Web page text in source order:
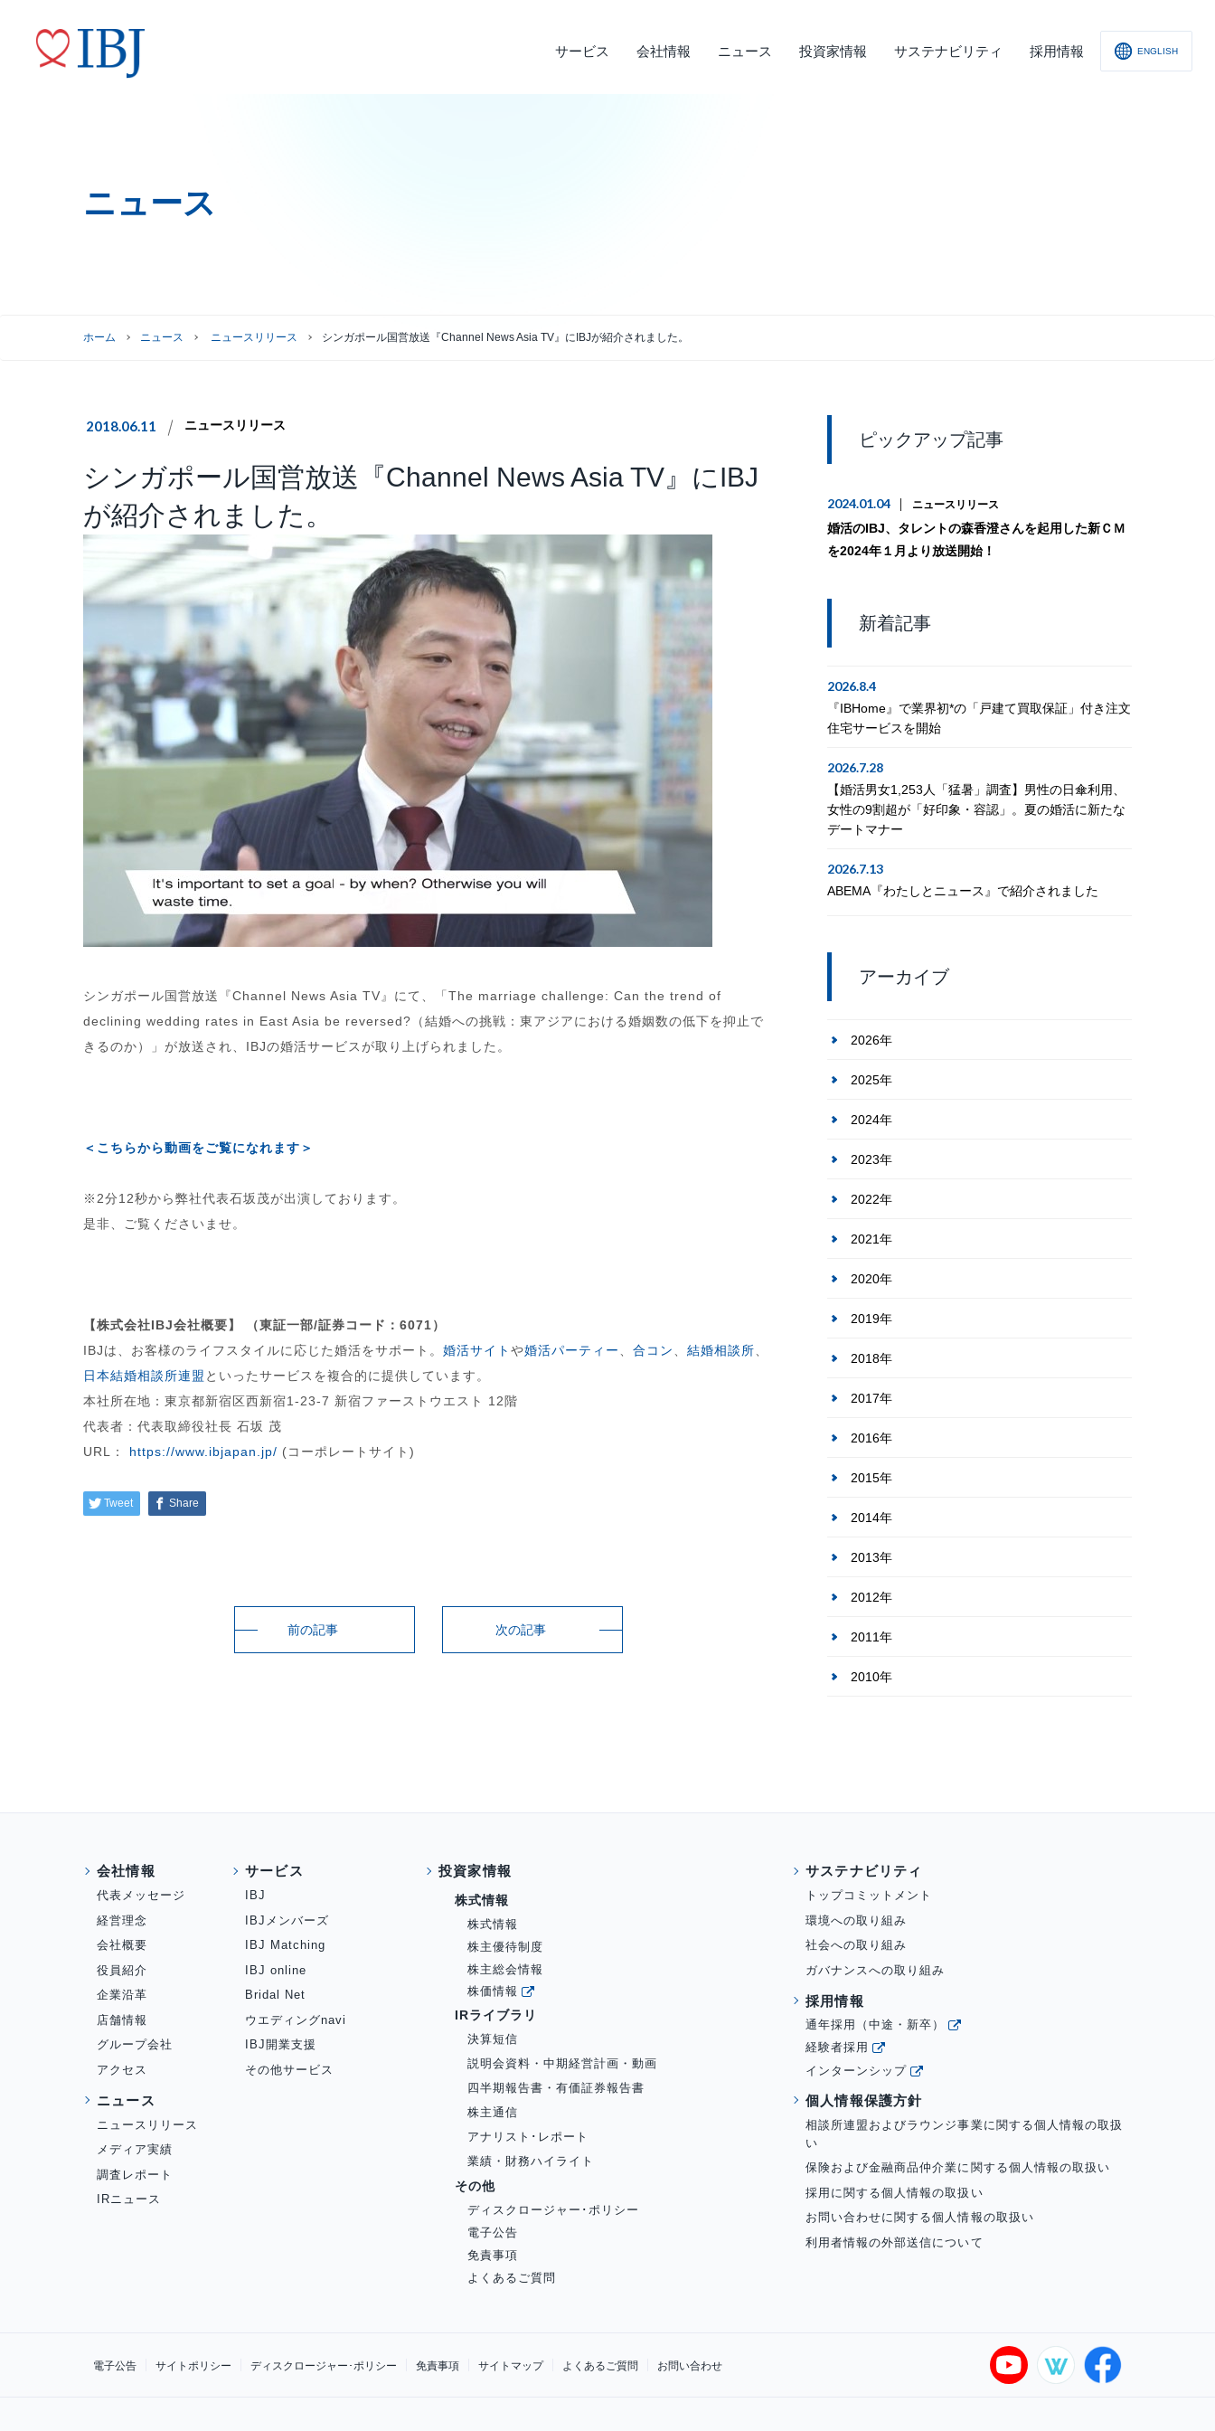
サービス
婚活サービス
会社情報
代表メッセージ
ニュース
ニュースリリース
投資家情報
株式情報
株主総会情報 四半期報告書・有価証券報告書
サステナビリティ
トップコミットメント
採用情報 ENGLISH
ニュース
ホーム ニュース ニュースリリース シンガポール国営放送『Channel News Asia TV』にIBJが紹介されました。
2018.06.11 ニュースリリース
シンガポール国営放送『Channel News Asia TV』にIBJ
が紹介されました。
シンガポール国営放送『Channel News Asia TV』にて、「The marriage challenge: Can the trend of
declining wedding rates in East Asia be reversed?（結婚への挑戦：東アジアにおける婚姻数の低下を抑止で
きるのか）」が放送され、IBJの婚活サービスが取り上げられました。
＜こちらから動画をご覧になれます＞
※2分12秒から弊社代表石坂茂が出演しております。
是非、ご覧くださいませ。
【株式会社IBJ会社概要】 （東証一部/証券コード：6071）
IBJは、お客様のライフスタイルに応じた婚活をサポート。 婚活サイト や婚活パーティー 合コン 結婚相談所
日本結婚相談所連盟 といったサービスを複合的に提供しています。
本社所在地：東京都新宿区西新宿1-23-7 新宿ファーストウエスト 12階
代表者：代表取締役社長 石坂 茂
URL： https://www.ibjapan.jp/ (コーポレートサイト)
Tweet Share
前の記事 次の記事
ピックアップ記事
2024.01.04 ニュースリリース
婚活のIBJ、タレントの森香澄さんを起用した新ＣＭ
を2024年１月より放送開始！
新着記事
2026.8.4
『IBHome』で業界初*の「戸建て買取保証」付き注文
住宅サービスを開始
2026.7.28
【婚活男女1,253人「猛暑」調査】男性の日傘利用、
女性の9割超が「好印象・容認」。夏の婚活に新たな
デートマナー
2026.7.13
ABEMA『わたしとニュース』で紹介されました
アーカイブ
2026年
2025年
2024年
2023年
2022年
2021年
2020年
2019年
2018年
2017年
2016年
2015年
2014年
2013年
2012年
2011年
2010年
会社情報
代表メッセージ
経営理念
会社概要
役員紹介
企業沿革
店舗情報
グループ会社
アクセス
ニュース
ニュースリリース
メディア実績
調査レポート
IRニュース
サービス
IBJ
IBJメンバーズ
IBJ Matching
IBJ online
Bridal Net
ウエディングnavi
IBJ開業支援
その他サービス
投資家情報
株式情報
株式情報
株主優待制度
株主総会情報
株価情報
IRライブラリ
決算短信
説明会資料・中期経営計画・動画
四半期報告書・有価証券報告書
株主通信
アナリスト･レポート
業績・財務ハイライト
その他
ディスクロージャー･ポリシー
電子公告
免責事項
よくあるご質問
サステナビリティ
トップコミットメント
環境への取り組み
社会への取り組み
ガバナンスへの取り組み
採用情報
通年採用（中途・新卒）
経験者採用
インターンシップ
個人情報保護方針
相談所連盟およびラウンジ事業に関する個人情報の取扱
い
保険および金融商品仲介業に関する個人情報の取扱い
採用に関する個人情報の取扱い
お問い合わせに関する個人情報の取扱い
利用者情報の外部送信について
電子公告 サイトポリシー ディスクロージャー･ポリシー 免責事項 サイトマップ よくあるご質問 お問い合わせ